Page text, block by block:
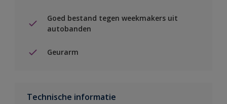
Goed bestand tegen weekmakers uit
autobanden
Geurarm
Technische informatie